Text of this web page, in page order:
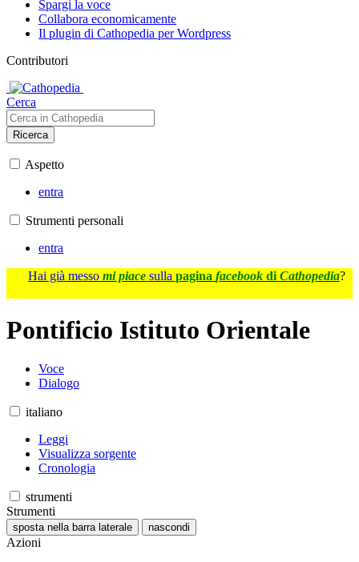
Spargi la voce
Collabora economicamente
Il plugin di Cathopedia per Wordpress
Contributori
Cerca
Ricerca
Aspetto
entra
Strumenti personali
entra
Hai già messo mi piace sulla pagina facebook di Cathopedia?
Pontificio Istituto Orientale
Voce
Dialogo
italiano
Leggi
Visualizza sorgente
Cronologia
strumenti
Strumenti
sposta nella barra laterale nascondi
Azioni